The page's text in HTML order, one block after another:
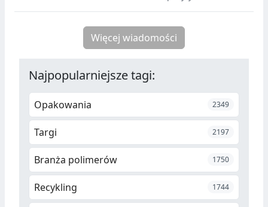
konstrukcji transportowych, ze
szczególnym uwzględnieniem
niższego zużycia energii.
Więcej wiadomości
Najpopularniejsze tagi:
Opakowania 2349
Targi 2197
Branża polimerów 1750
Recykling 1744